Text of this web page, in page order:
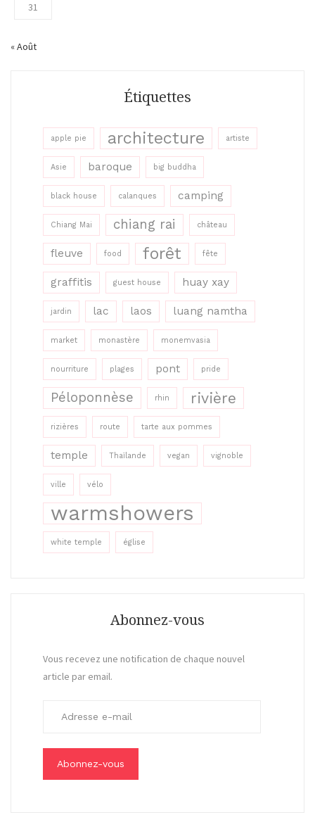
31
« Août
Étiquettes
apple pie architecture artiste
Asie baroque big buddha
black house calanques camping
Chiang Mai chiang rai château
fleuve food forêt fête
graffitis guest house huay xay
jardin lac laos luang namtha
market monastère monemvasia
nourriture plages pont pride
Péloponnèse rhin rivière
rizières route tarte aux pommes
temple Thaïlande vegan vignoble
ville vélo
warmshowers
white temple église
Abonnez-vous
Vous recevez une notification de chaque nouvel
article par email.
s